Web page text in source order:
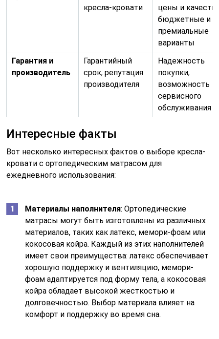
кресла-кровати
цены и
бюджетные и
премиальные
варианты
Гарантия и
производитель
Гарантийный
срок, репутация
производителя
Надежность
покупки,
возможность
сервисного
обслуживания
Интересные факты
Вот несколько интересных фактов о выборе кресла-
кровати с ортопедическим матрасом для
ежедневного использования:
Материалы наполнителя: Ортопедические
матрасы могут быть изготовлены из различных
материалов, таких как латекс, мемори-фоам или
кокосовая койра. Каждый из этих наполнителей
имеет свои преимущества: латекс обеспечивает
хорошую поддержку и вентиляцию, мемори-
фоам адаптируется под форму тела, а кокосовая
койра обладает высокой жесткостью и
долговечностью. Выбор материала влияет на
комфорт и поддержку во время сна.